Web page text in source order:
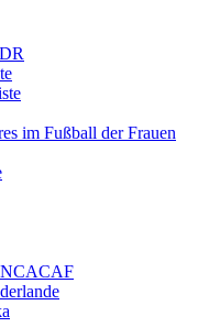
im Fußball der Frauen